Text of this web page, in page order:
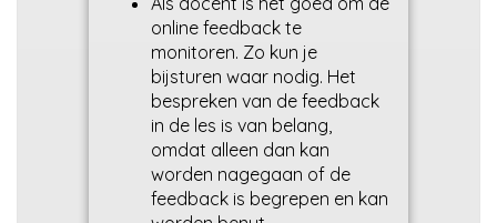
online feedback te
monitoren. Zo kun je
bijsturen waar nodig. Het
bespreken van de feedback
in de les is van belang,
omdat alleen dan kan
worden nagegaan of de
feedback is begrepen en kan